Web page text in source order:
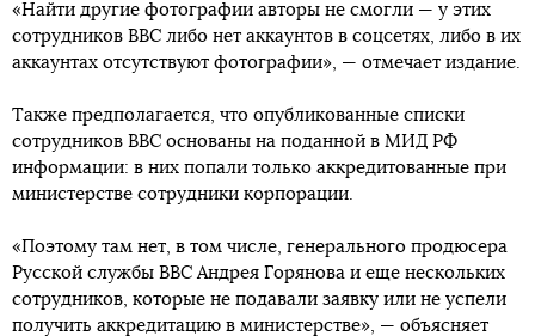
«Найти другие фотографии авторы не смогли — у этих
сотрудников BBC либо нет аккаунтов в соцсетях, либо в их
аккаунтах отсутствуют фотографии», — отмечает издание.
Также предполагается, что опубликованные списки
сотрудников BBC основаны на поданной в МИД РФ
информации: в них попали только аккредитованные при
министерстве сотрудники корпорации.
«Поэтому там нет, в том числе, генерального продюсера
Русской службы BBC Андрея Горянова и еще нескольких
сотрудников, которые не подавали заявку или не успели
получить аккредитацию в министерстве», — объясняет